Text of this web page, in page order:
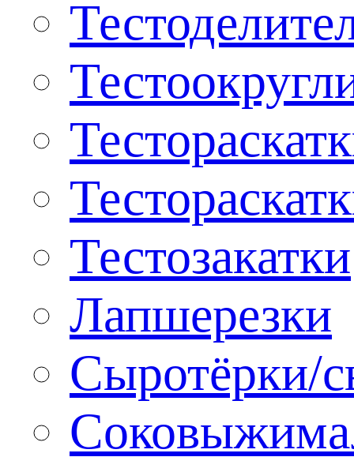
Тестозакатки
Лапшерезки
Сыротёрки/